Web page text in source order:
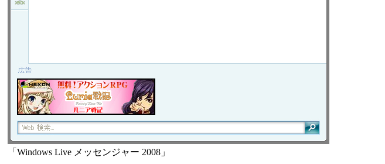
「Windows Live メッセンジャー 2008」